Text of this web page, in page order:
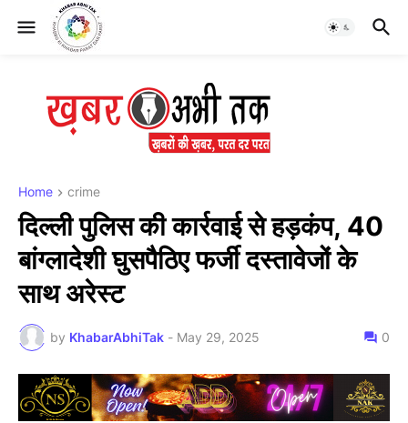
Home crime
दिल्ली पुलिस की कार्रवाई से हड़कंप, 40
बांग्लादेशी घुसपैठिए फर्जी दस्तावेजों के
साथ अरेस्ट
by KhabarAbhiTak - May 29, 2025 0